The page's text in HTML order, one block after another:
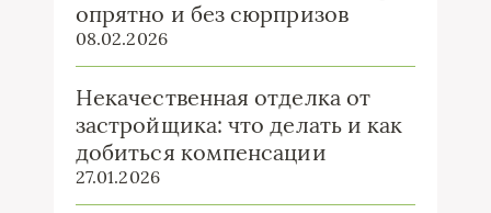
опрятно и без сюрпризов
08.02.2026
Некачественная отделка от
застройщика: что делать и как
добиться компенсации
27.01.2026